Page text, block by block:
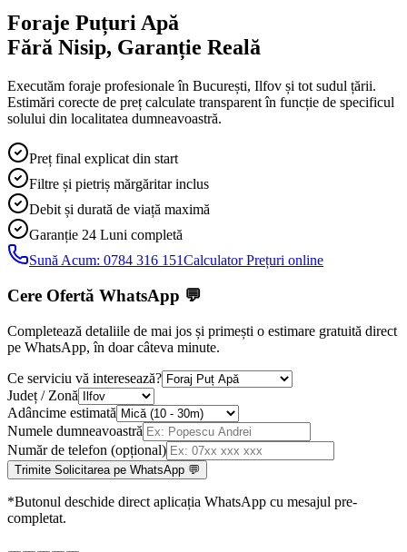
Foraje Puțuri Apă
Fără Nisip, Garanție Reală
Executăm foraje profesionale în București, Ilfov și tot sudul țării.
Estimări corecte de preț calculate transparent în funcție de specificul
solului din localitatea dumneavoastră.
Preț final explicat din start
Filtre și pietriș mărgăritar inclus
Debit și durată de viață maximă
Garanție 24 Luni completă
Sună Acum: 0784 316 151Calculator Prețuri online
Cere Ofertă WhatsApp 💬
Completează detaliile de mai jos și primești o estimare gratuită direct
pe WhatsApp, în doar câteva minute.
Ce serviciu vă interesează?
Județ / Zonă
Adâncime estimată
Numele dumneavoastră
Număr de telefon (opțional)
Trimite Solicitarea pe WhatsApp 💬
*Butonul deschide direct aplicația WhatsApp cu mesajul pre-
completat.